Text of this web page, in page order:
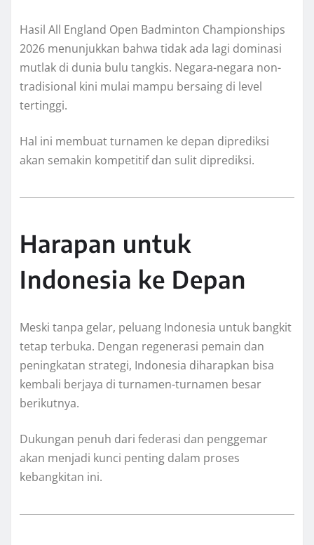
Hasil All England Open Badminton Championships
2026 menunjukkan bahwa tidak ada lagi dominasi
mutlak di dunia bulu tangkis. Negara-negara non-
tradisional kini mulai mampu bersaing di level
tertinggi.
Hal ini membuat turnamen ke depan diprediksi
akan semakin kompetitif dan sulit diprediksi.
Harapan untuk
Indonesia ke Depan
Meski tanpa gelar, peluang Indonesia untuk bangkit
tetap terbuka. Dengan regenerasi pemain dan
peningkatan strategi, Indonesia diharapkan bisa
kembali berjaya di turnamen-turnamen besar
berikutnya.
Dukungan penuh dari federasi dan penggemar
akan menjadi kunci penting dalam proses
kebangkitan ini.